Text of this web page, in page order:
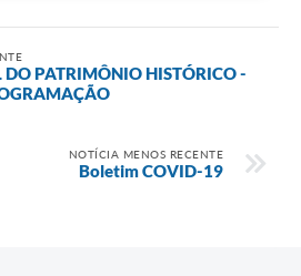
PATRIMÔNIO HISTÓRICO -
NOTÍCIA MENOS RECENTE
Boletim COVID-19